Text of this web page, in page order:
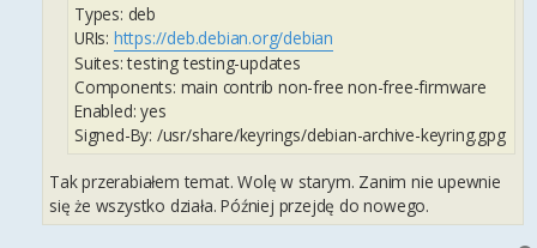
Types: deb
URIs: https://deb.debian.org/debian
Suites: testing testing-updates
Components: main contrib non-free non-free-firmware
Enabled: yes
Signed-By: /usr/share/keyrings/debian-archive-keyring.gpg
Tak przerabiałem temat. Wolę w starym. Zanim nie upewnie
się że wszystko działa. Później przejdę do nowego.